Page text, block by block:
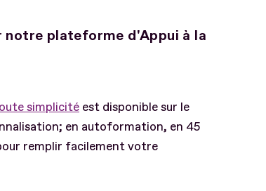
plateforme d'Appui à la
simplicité est disponible sur le
en autoformation, en 45
remplir facilement votre